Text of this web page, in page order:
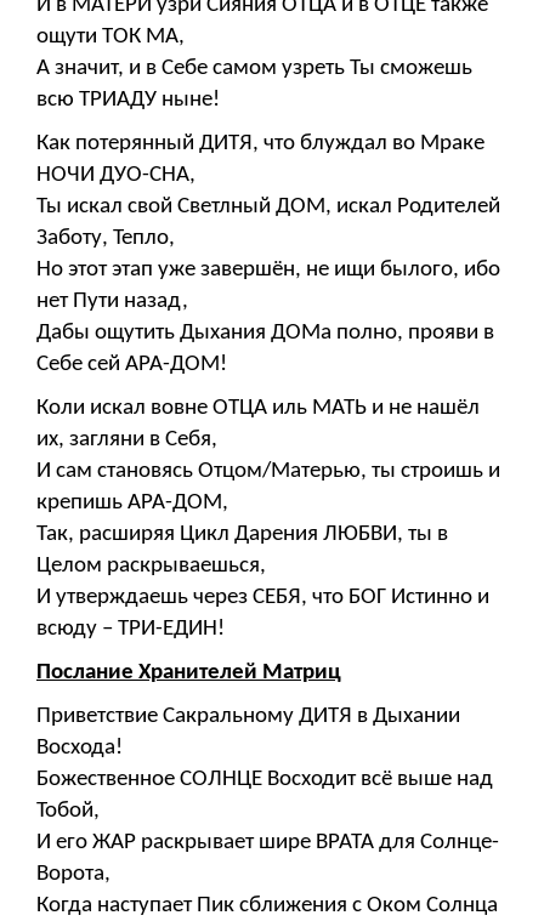
И в МАТЕРИ узри Сияния ОТЦА и в ОТЦЕ также
ощути ТОК МА,
А значит, и в Себе самом узреть Ты сможешь
всю ТРИАДУ ныне!
Как потерянный ДИТЯ, что блуждал во Мраке
НОЧИ ДУО-СНА,
Ты искал свой Светлный ДОМ, искал Родителей
Заботу, Тепло,
Но этот этап уже завершён, не ищи былого, ибо
нет Пути назад,
Дабы ощутить Дыхания ДОМа полно, прояви в
Себе сей АРА-ДОМ!
Коли искал вовне ОТЦА иль МАТЬ и не нашёл
их, загляни в Себя,
И сам становясь Отцом/Матерью, ты строишь и
крепишь АРА-ДОМ,
Так, расширяя Цикл Дарения ЛЮБВИ, ты в
Целом раскрываешься,
И утверждаешь через СЕБЯ, что БОГ Истинно и
всюду – ТРИ-ЕДИН!
Послание Хранителей Матриц
Приветствие Сакральному ДИТЯ в Дыхании
Восхода!
Божественное СОЛНЦЕ Восходит всё выше над
Тобой,
И его ЖАР раскрывает шире ВРАТА для Солнце-
Ворота,
Когда наступает Пик сближения с Оком Солнца